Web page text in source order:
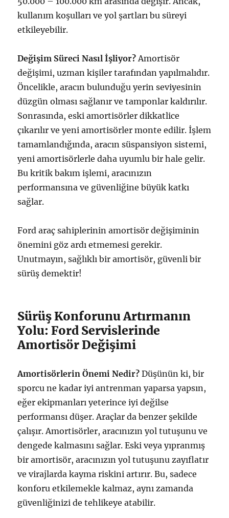
kullanım koşulları ve yol şartları bu süreyi
etkileyebilir.
Değişim Süreci Nasıl İşliyor?Amortisör
değişimi, uzman kişiler tarafından yapılmalıdır.
Öncelikle, aracın bulunduğu yerin seviyesinin
düzgün olması sağlanır ve tamponlar kaldırılır.
Sonrasında, eski amortisörler dikkatlice
çıkarılır ve yeni amortisörler monte edilir. İşlem
tamamlandığında, aracın süspansiyon sistemi,
yeni amortisörlerle daha uyumlu bir hale gelir.
Bu kritik bakım işlemi, aracınızın
performansına ve güvenliğine büyük katkı
sağlar.
Ford araç sahiplerinin amortisör değişiminin
önemini göz ardı etmemesi gerekir.
Unutmayın, sağlıklı bir amortisör, güvenli bir
sürüş demektir!
Sürüş Konforunu Artırmanın
Yolu: Ford Servislerinde
Amortisör Değişimi
Amortisörlerin Önemi Nedir? Düşünün ki, bir
sporcu ne kadar iyi antrenman yaparsa yapsın,
eğer ekipmanları yeterince iyi değilse
performansı düşer. Araçlar da benzer şekilde
çalışır. Amortisörler, aracınızın yol tutuşunu ve
dengede kalmasını sağlar. Eski veya yıpranmış
bir amortisör, aracınızın yol tutuşunu zayıflatır
ve virajlarda kayma riskini artırır. Bu, sadece
konforu etkilemekle kalmaz, aynı zamanda
güvenliğinizi de tehlikeye atabilir.